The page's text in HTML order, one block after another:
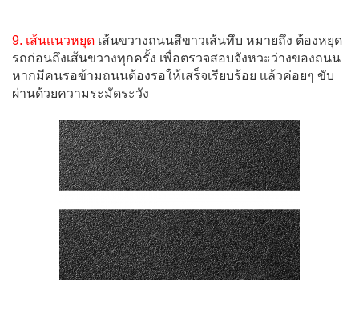
9. เส้นเเนวหยุด เส้นขวางถนนสีขาวเส้นทึบ หมายถึง ต้องหยุด
รถก่อนถึงเส้นขวางทุกครั้ง เพื่อตรวจสอบจังหวะว่างของถนน
หากมีคนรอข้ามถนนต้องรอให้เสร็จเรียบร้อย เเล้วค่อยๆ ขับ
ผ่านด้วยความระมัดระวัง